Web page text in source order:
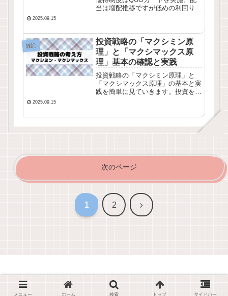
当は増配推移ですが低めの利回りで
推移・株価チャート・配当推移を確
認してみました。
2025.09.15
雑記
投資戦略の「マクシミン原
理」と「マクシマックス原
理」基本の確認と実践
投資戦略の「マクシミン原理」と
「マクシマックス原理」の基本と実
践を簡単に見ていきます。投資を行
資では様々な事が複雑に絡むため直
すが、選択肢は増えます。
2025.09.15
次のページ
1 2 次
© 2018-2026 日本株式投資ブログ｜コツコツ堅実に株優・配当.
メニュー ホーム 検索 トップ サイドバー